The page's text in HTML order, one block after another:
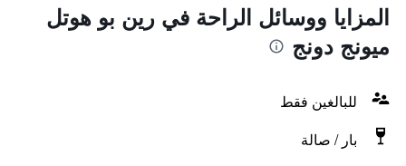
المزايا ووسائل الراحة في رين بو هوتل
ميونج دونج
للبالغين فقط
بار / صالة